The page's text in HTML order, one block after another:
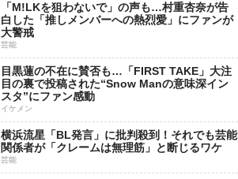
「M!LKを狙わないで」の声も…村重杏奈が告
白した「推しメンバーへの熱烈愛」にファンが
大警戒
芸能
目黒蓮の不在に賛否も…「FIRST TAKE」大注
目の裏で投稿された“Snow Manの意味深イン
スタ”にファン感動
イケメン
横浜流星「BL発言」に批判殺到！それでも芸能
関係者が「クレームは無理筋」と断じるワケ
芸能